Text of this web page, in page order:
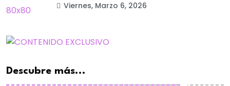
Viernes, Marzo 6, 2026
Descubre más...